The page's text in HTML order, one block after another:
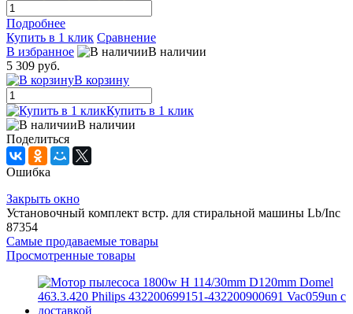
Подробнее
Купить в 1 клик Сравнение
В избранное
В наличии
5 309 руб.
В корзину
Купить в 1 клик
В наличии
Поделиться
Ошибка
Закрыть окно
Установочный комплект встр. для стиральной машины Lb/Inc
87354
Самые продаваемые товары
Просмотренные товары